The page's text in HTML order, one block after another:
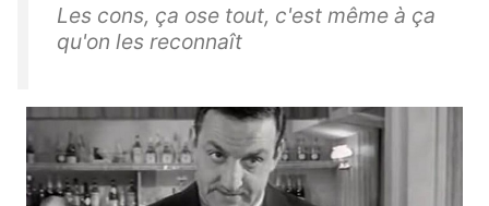
Les cons, ça ose tout, c'est même à ça
qu'on les reconnaît